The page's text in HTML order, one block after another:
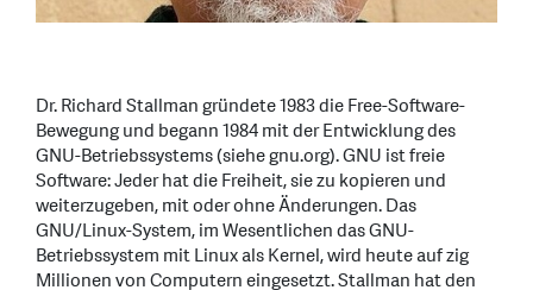
Dr. Richard Stallman gründete 1983 die Free-Software-
Bewegung und begann 1984 mit der Entwicklung des
GNU-Betriebssystems (siehe gnu.org). GNU ist freie
Software: Jeder hat die Freiheit, sie zu kopieren und
weiterzugeben, mit oder ohne Änderungen. Das
GNU/Linux-System, im Wesentlichen das GNU-
Betriebssystem mit Linux als Kernel, wird heute auf zig
Millionen von Computern eingesetzt. Stallman hat den